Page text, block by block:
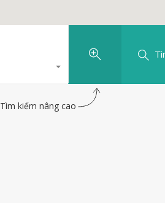
Tìm kiếm nâng cao